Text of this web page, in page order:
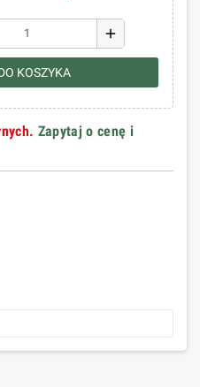
add
KOSZYKA
Zapytaj o cenę i